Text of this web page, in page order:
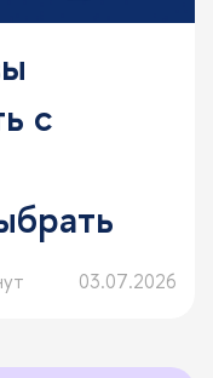
с
03.07.2026